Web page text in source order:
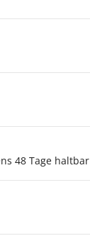
48 Tage haltbar